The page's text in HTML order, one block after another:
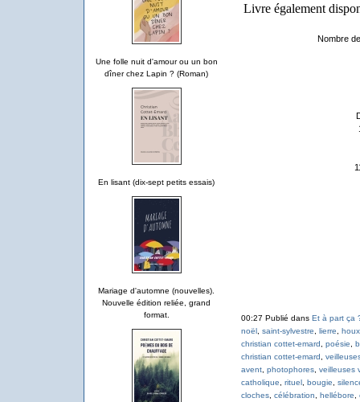
Une folle nuit d'amour ou un bon
dîner chez Lapin ? (Roman)
En lisant (dix-sept petits essais)
Mariage d'automne (nouvelles).
Nouvelle édition reliée, grand
format.
Livre également
Nombre
00:27 Publié dans Et à part ça
noël, saint-sylvestre lierre houx
christian cottet-emard
poésie
christian cottet-emard
avent, photophores, veilleuses
catholique
rituel, bougie
cloches, célébration hellébore